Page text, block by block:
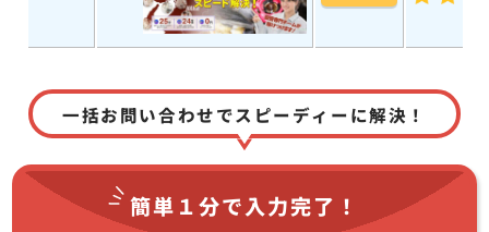
一括お問い合わせでスピーディーに解決！
簡単１分で入力完了！